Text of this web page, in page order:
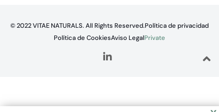
© 2022 VITAE NATURALS. All Rights Reserved.Política de privacidad
Política de CookiesAviso LegalPrivate